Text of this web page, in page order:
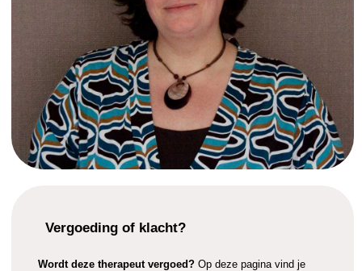
Vergoeding of klacht?
Wordt deze therapeut vergoed?Op deze pagina vind je